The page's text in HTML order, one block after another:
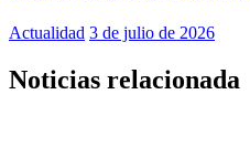
Actualidad 3 de julio de 2026
Noticias relacionada